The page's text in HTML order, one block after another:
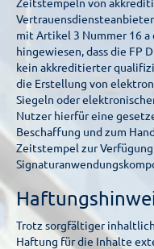
mit Artikel 3 Nummer 16 a
hingewiesen, dass die FP
kein akkreditierter
die Erstellung von
Siegeln oder
Nutzer hierfür eine
Beschaffung und zum
Zeitstempel zur
Trotz sorgfältiger
Haftung für die Inhalte